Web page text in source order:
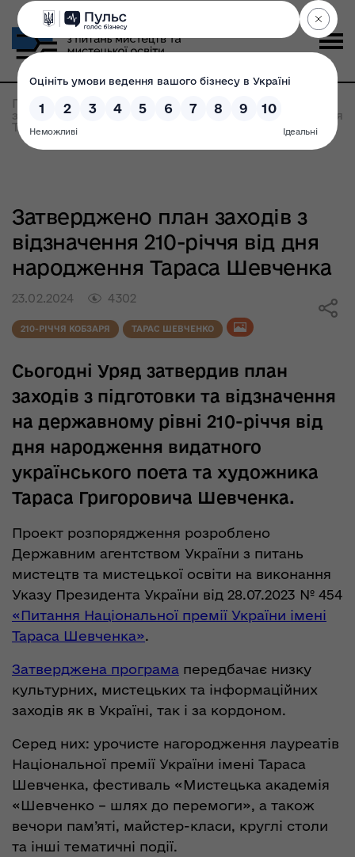
Головна Всі новини >
Затверджено план
заходів з відзначення 210-річчя від дня народження
Тараса Шевченка
Затверджено план заходів з
відзначення 210-річчя від дня
народження Тараса Шевченка
23.02.2024 4302
210-РІЧЧЯ КОБЗАРЯ ТАРАС ШЕВЧЕНКО
Сьогодні Уряд затвердив план
заходів з підготовки та відзначення
на державному рівні 210-річчя від
дня народження видатного
українського поета та художника
Тараса Григоровича Шевченка.
Проект розпорядження розроблено
Державним агентством України з питань
мистецтв та мистецької освіти на виконання
Указу Президента України від 28.07.2023 № 454
«Питання Національної премії України імені
Тараса Шевченка».
Затверджена програма передбачає низку
культурних, мистецьких та інформаційних
заходів як в Україні, так і за кордоном.
Серед них: урочисте нагородження лауреатів
Національної премії України імені Тараса
Шевченка, фестиваль «Мистецька академія
«Шевченко – шлях до перемоги», а також
вечори пам’яті, майстер-класи, круглі столи
та інші тематичні події.